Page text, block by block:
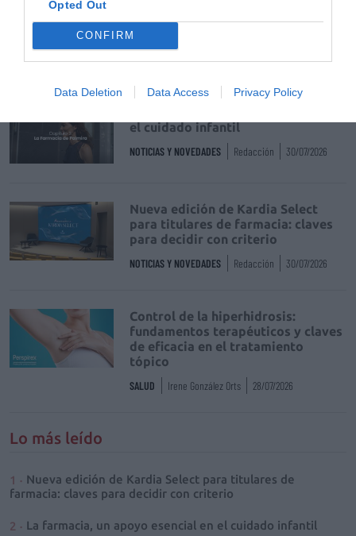
Opted Out
CONFIRM
Data Deletion Data Access Privacy Policy
24 Congreso Nacional
Farmacéutico de Oviedo
NOTICIAS Y NOVEDADES Redacción 31/07/2026
el cuidado infantil
NOTICIAS Y NOVEDADES Redacción 30/07/2026
Nueva edición de Kardia Select
para titulares de farmacia: claves
para decidir con criterio
NOTICIAS Y NOVEDADES Redacción 30/07/2026
Control de la hiperhidrosis:
fundamentos terapéuticos y claves
de eficacia en el tratamiento
tópico
SALUD Irene González Orts 28/07/2026
Lo más leído
Nueva edición de Kardia Select para titulares de
farmacia: claves para decidir con criterio
La farmacia, un apoyo esencial en el cuidado infantil